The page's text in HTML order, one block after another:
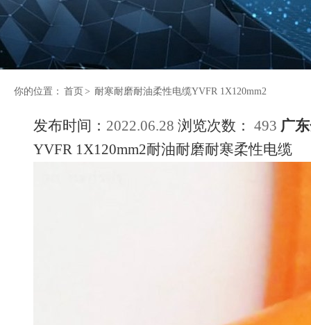
你的位置： 首页 > 耐寒耐磨耐油柔性电缆YVFR 1X120mm2
发布时间： 2022.06.28 浏览次数： 493 广
YVFR 1X120mm2耐油耐磨耐寒柔性电缆